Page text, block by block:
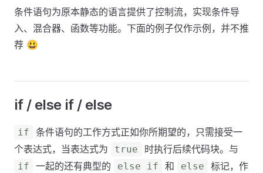
条件语句为原本静态的语言提供了控制流，实现条件导
入、混合器、函数等功能。下面的例子仅作示例，并不推
荐 😃
if / else if / else
if
条件语句的工作方式正如你所期望的，只需接受一
个表达式，当表达式为
true 时执行后续代码块。与
if 一起的还有典型的 else if 和 else
标记，作